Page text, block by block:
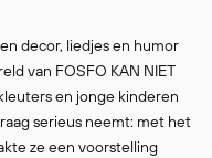
decor, liedjes en humor
van FOSFO KAN NIET
en jonge kinderen
serieus neemt: met het
ze een voorstelling